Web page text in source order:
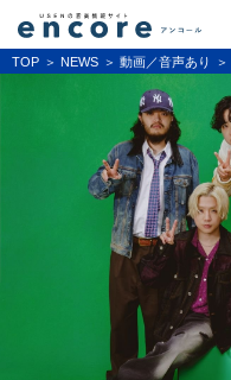
TOP NEWS 動画／音声あり